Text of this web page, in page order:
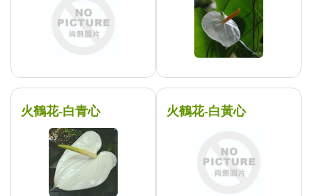
火鶴花-白青心 火鶴花-白黃心